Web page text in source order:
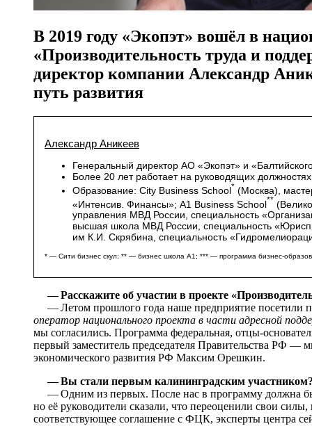
В 2019 году «Экопэт» вошёл в
«Производительность труда и
директор компании Александр
путь развития
Александр Аникеев
Генеральный директор АО «Экопэт» и
Более 20 лет работает на руководящих
Образование: City Business School* (Москва),
«Интенсив. Финансы»; А1 Business School**
управления МВД России, специальность
высшая школа МВД России, специальность
им К.И. Скрябина, специальность
* — Сити бизнес скул; ** — бизнес школа А1; *** — программа бизнес-
— Расскажите об участии в проекте
— Летом прошлого года наше предприятие посетили
оператор национального проекта в части адресной
мы согласились. Программа федеральная, отцы-
первый заместитель председателя Правительства РФ
экономического развития РФ Максим Орешкин.
— Вы стали первым калининградским
— Одним из первых. После нас в программу должна
но её руководители сказали, что переоценили свои
соответствующее соглашение с ФЦК, эксперты центра